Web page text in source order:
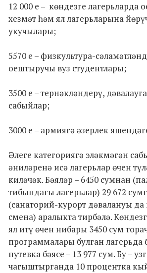
12 000 е – көндезге лагерьларда
хезмәт һәм ял лагерьларына
укучылары;
5570 е – физкультура-
оештыручы вуз студентлары;
3500 е – тернәкләндерү,
сабыйлар;
3000 е – армиягә әзерлек
Әлеге категориягә эләкмәгән
әниләренә исә лагерьлар өчен
киләчәк. Бәяләр – 6450 сумнан
тибындагы лагерьлар) 29 672
(санаторий-курорт дәвалануы да
смена) аралыкта тирбәлә.
ял итү өчен нибары 3450 сум
программалары булган лагерьда
путевка бәясе – 13 977 сум. Бу –
чагыштырганда 10 процентка